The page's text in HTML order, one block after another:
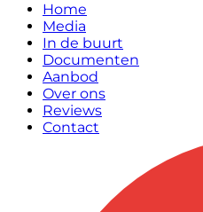
Home
Media
In de buurt
Documenten
Aanbod
Over ons
Reviews
Contact